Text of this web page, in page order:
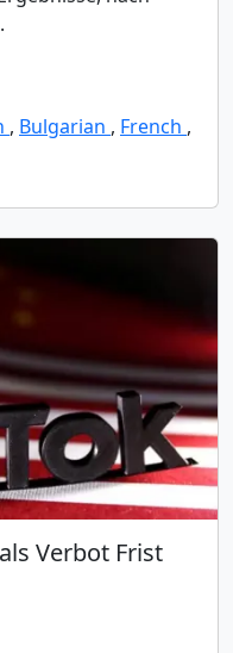
, Bulgarian , French ,
Verbot Frist